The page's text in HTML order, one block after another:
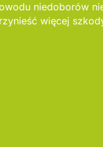
niedoborów
więcej